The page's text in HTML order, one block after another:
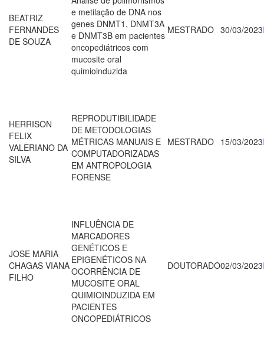
BEATRIZ
FERNANDES
DE SOUZA
e metilação de DNA nos
genes DNMT1, DNMT3A
e DNMT3B em pacientes
oncopediátricos com
mucosite oral
quimioinduzida
MESTRADO 30/03/2023
HERRISON
FELIX
VALERIANO DA
SILVA
REPRODUTIBILIDADE
DE METODOLOGIAS
MÉTRICAS MANUAIS E
COMPUTADORIZADAS
EM ANTROPOLOGIA
FORENSE
MESTRADO 15/03/2023
JOSE MARIA
CHAGAS VIANA
FILHO
INFLUÊNCIA DE
MARCADORES
GENÉTICOS E
EPIGENÉTICOS NA
OCORRÊNCIA DE
MUCOSITE ORAL
QUIMIOINDUZIDA EM
PACIENTES
ONCOPEDIÁTRICOS
DOUTORADO02/03/2023